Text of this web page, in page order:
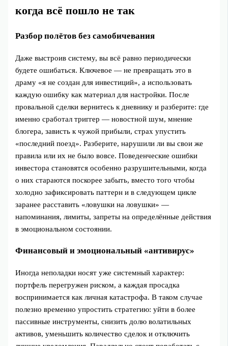
когда всё пошло не так
Разбор полётов без самобичевания
Даже выстроив систему, вы всё равно периодически
будете ошибаться. Ключевое — не превращать это в
драму «я не создан для инвестиций», а использовать
каждую ошибку как материал для настройки. После
провальной сделки вернитесь к дневнику и разберите: где
именно сработал триггер — новостной шум, мнение
блогера, зависть к чужой прибыли, страх упустить
«последний поезд». Разберите, нарушили ли вы свои же
правила или их не было вовсе. Поведенческие ошибки
инвестора становятся особенно разрушительными, когда
о них стараются поскорее забыть, вместо того чтобы
холодно зафиксировать паттерн и в следующем цикле
заранее расставить «ловушки на ловушки» —
напоминания, лимиты, запреты на определённые действия
в эмоциональном состоянии.
Финансовый и эмоциональный «антивирус»
Иногда неполадки носят уже системный характер:
портфель перегружен риском, а каждая просадка
воспринимается как личная катастрофа. В таком случае
полезно временно упростить стратегию: уйти в более
пассивные инструменты, снизить долю волатильных
активов, уменьшить количество сделок и отключить